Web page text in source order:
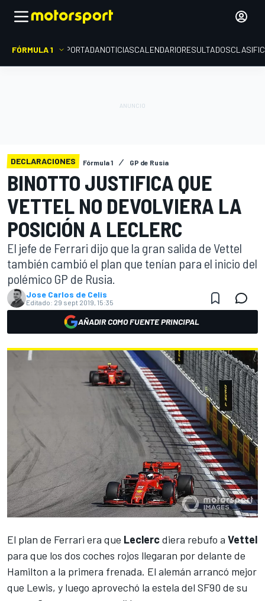
FÓRMULA 1 PORTADANOTICIASCALENDARIORESULTADOS
DECLARACIONES Fórmula 1 GP de Rusia
BINOTTO JUSTIFICA QUE
VETTEL NO DEVOLVIERA LA
POSICIÓN A LECLERC
El jefe de Ferrari dijo que la gran salida de Vettel
también cambió el plan que tenían para el inicio del
polémico GP de Rusia.
Jose Carlos de Celis
Editado: 29 sept 2019, 15:35
AÑADIR COMO FUENTE PRINCIPAL
El plan de Ferrari era que Leclercdiera rebufo a Vettel
para que los dos coches rojos llegaran por delante de
Hamilton a la primera frenada. El alemán arrancó mejor
que Lewis, y luego aprovechó la estela del SF90 de su